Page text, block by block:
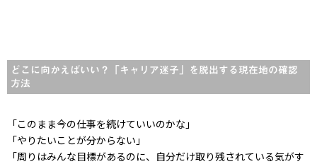
どこに向かえばいい？「キャリア迷子」を脱出する現在地の確認
方法
「このまま今の仕事を続けていいのかな」
「やりたいことが分からない」
「周りはみんな目標があるのに、自分だけ取り残されている気がす